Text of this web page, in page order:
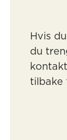
Hvis
du
tilbake